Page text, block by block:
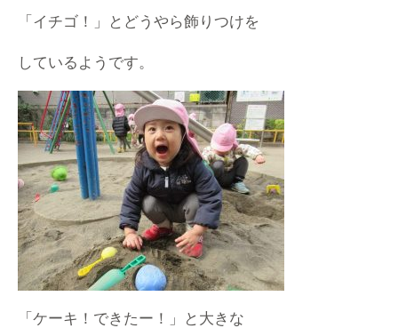
「イチゴ！」とどうやら飾りつけを
しているようです。
「ケーキ！できたー！」と大きな